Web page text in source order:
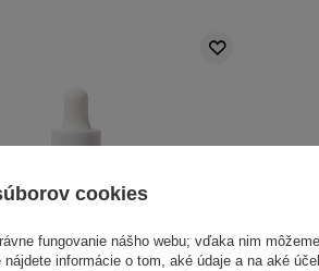
cookies
fungovanie nášho webu; vďaka nim
informácie o tom, aké údaje a na aké